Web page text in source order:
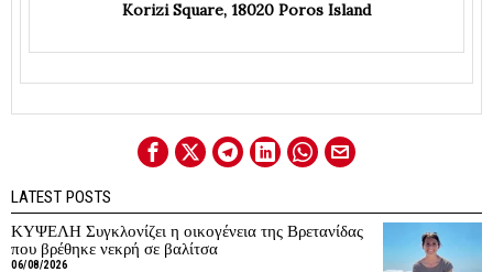
Korizi Square, 18020 Poros Island
LATEST POSTS
ΚΥΨΕΛΗ Συγκλονίζει η οικογένεια της Βρετανίδας
που βρέθηκε νεκρή σε βαλίτσα
06/08/2026